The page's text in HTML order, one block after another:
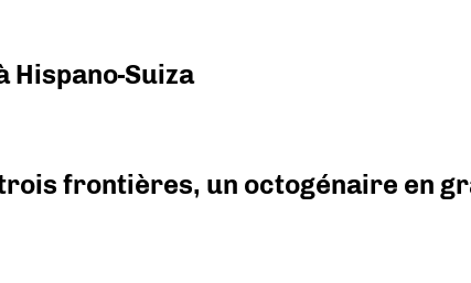
Hispano-Suiza
frontières, un octogénaire en